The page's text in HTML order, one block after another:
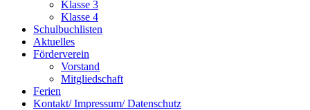
Klasse 3
Klasse 4
Schulbuchlisten
Aktuelles
Förderverein
Vorstand
Mitgliedschaft
Ferien
Kontakt/ Impressum/ Datenschutz